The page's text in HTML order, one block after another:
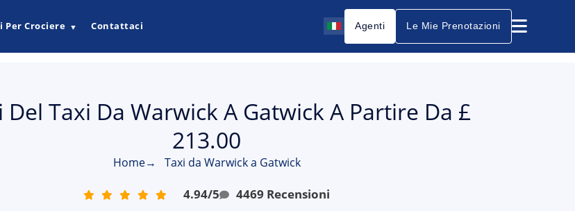
Per Crociere ▼ Contattaci Agenti Le Mie Prenotazioni
Del Taxi Da Warwick A Gatwick A Partire Da £
213.00
Home→ Taxi da Warwick a Gatwick
4.94/5 4469 Recensioni